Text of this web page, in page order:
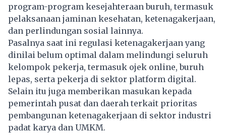
program-program kesejahteraan buruh, termasuk
pelaksanaan jaminan kesehatan, ketenagakerjaan,
dan perlindungan sosial lainnya.
Pasalnya saat ini regulasi ketenagakerjaan yang
dinilai belum optimal dalam melindungi seluruh
kelompok pekerja, termasuk ojek online, buruh
lepas, serta pekerja di sektor platform digital.
Selain itu juga memberikan masukan kepada
pemerintah pusat dan daerah terkait prioritas
pembangunan ketenagakerjaan di sektor industri
padat karya dan UMKM.